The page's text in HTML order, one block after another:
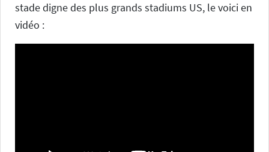
stade digne des plus grands stadiums US, le voici en
vidéo :